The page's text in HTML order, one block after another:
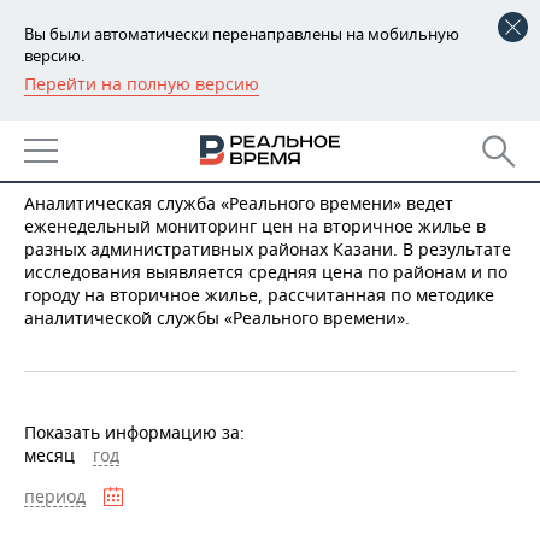
Вы были автоматически перенаправлены на мобильную
версию.
Перейти на полную версию
РЕГИОНЫ
БАШКОРТОСТАН
ТАТАРСТАН
УДМУРТИЯ
НОВОСТИ
АНАЛИТИКА
НОВОСТИ АНАЛИТИКИ
ДЕКЛАРАЦИИ О ДОХОДАХ
КОМУ ПРИНАДЛЕЖАТ
ТОРГОВЫЕ ЦЕНТРЫ
ТАТАРСТАНА
ЭКОНОМИКА
НОВОСТИ ЭКОНОМИКИ
БЮДЖЕТ
ПРОМЫШЛЕННОСТЬ
АГРОПРОМ
МАШИНОСТРОЕНИЕ
НОВОСТИ АВТО
рынке жилья
Аналитическая служба «Реального времени» ведет
еженедельный мониторинг цен на вторичное жилье в
разных административных районах Казани. В результате
исследования выявляется средняя цена по районам и по
городу на вторичное жилье, рассчитанная по методике
аналитической службы «Реального времени».
Показать информацию за:
месяц
год
период